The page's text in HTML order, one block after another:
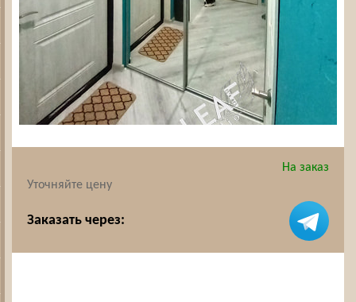
На заказ
Уточняйте цену
Заказать через: